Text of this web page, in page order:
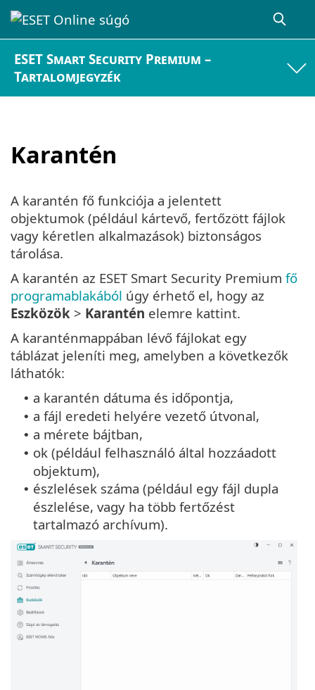
ESET Smart Security Premium –
Tartalomjegyzék
Karantén
A karantén fő funkciója a jelentett
objektumok (például kártevő, fertőzött fájlok
vagy kéretlen alkalmazások) biztonságos
tárolása.
A karantén az ESET Smart Security Premium fő
programablakából úgy érhető el, hogy az
Eszközök > Karantén elemre kattint.
A karanténmappában lévő fájlokat egy
táblázat jeleníti meg, amelyben a következők
láthatók:
• a karantén dátuma és időpontja,
• a fájl eredeti helyére vezető útvonal,
• a mérete bájtban,
• ok (például felhasználó által hozzáadott
objektum),
• észlelések száma (például egy fájl dupla
észlelése, vagy ha több fertőzést
tartalmazó archívum).